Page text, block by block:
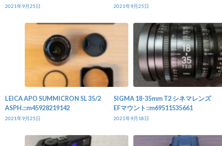
2021年9月25日 2021年9月25日
LEICA APO SUMMICRON SL 35/2
ASPH.::m45928219142
2021年9月25日
SIGMA 18-35mm T2 シネマレンズ
EFマウント::m69511535661
2021年9月18日